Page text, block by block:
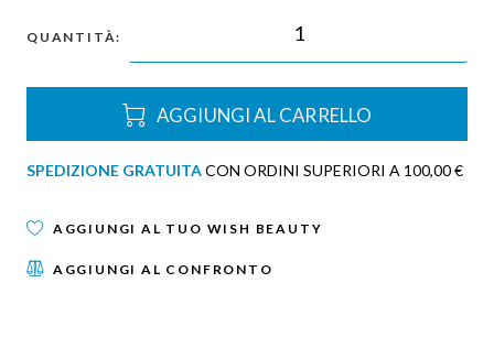
QUANTITÀ:
AGGIUNGI AL CARRELLO
SPEDIZIONE GRATUITACON ORDINI SUPERIORI A 100,00 €
AGGIUNGI AL TUO WISH BEAUTY
AGGIUNGI AL CONFRONTO